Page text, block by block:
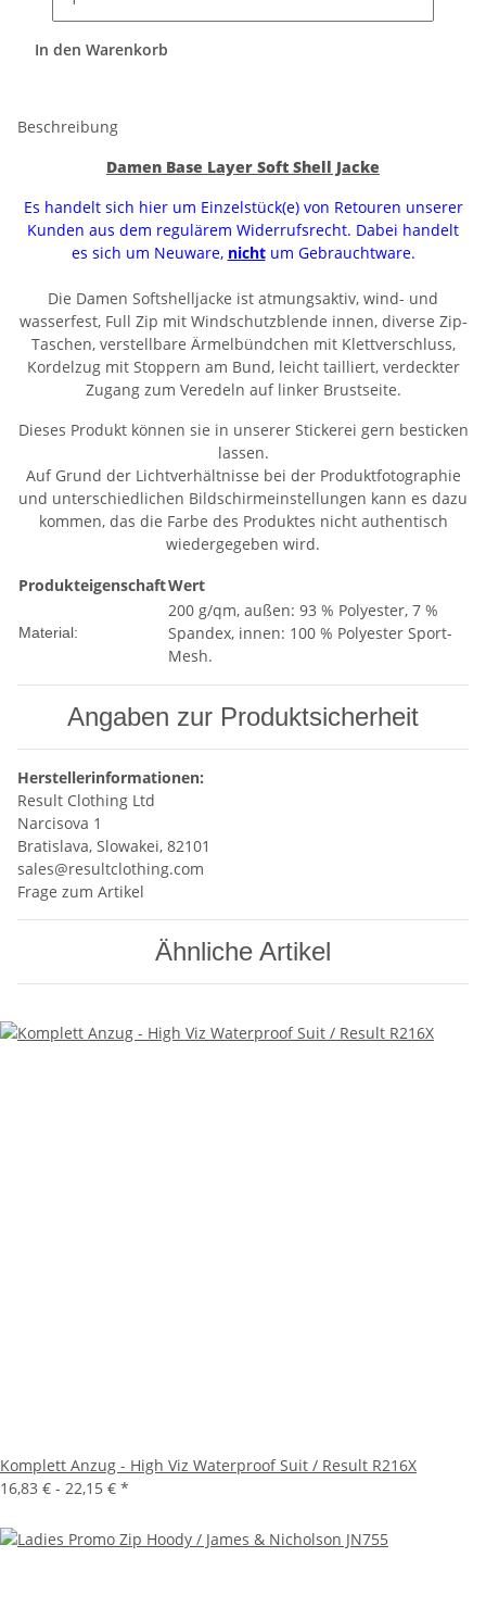
In den Warenkorb
Beschreibung
Damen Base Layer Soft Shell Jacke
Es handelt sich hier um Einzelstück(e) von Retouren unserer
Kunden aus dem regulärem Widerrufsrecht. Dabei handelt
es sich um Neuware, nichtum Gebrauchtware.
Die Damen Softshelljacke ist atmungsaktiv, wind- und
wasserfest, Full Zip mit Windschutzblende innen, diverse Zip-
Taschen, verstellbare Ärmelbündchen mit Klettverschluss,
Kordelzug mit Stoppern am Bund, leicht tailliert, verdeckter
Zugang zum Veredeln auf linker Brustseite.
Dieses Produkt können sie in unserer Stickerei gern besticken
lassen.
Auf Grund der Lichtverhältnisse bei der Produktfotographie
und unterschiedlichen Bildschirmeinstellungen kann es dazu
kommen, das die Farbe des Produktes nicht authentisch
wiedergegeben wird.
ProdukteigenschaftWert
Material:
200 g/qm, außen: 93 % Polyester, 7 %
Spandex, innen: 100 % Polyester Sport-
Mesh.
Angaben zur Produktsicherheit
Herstellerinformationen:
Result Clothing Ltd
Narcisova 1
Bratislava, Slowakei, 82101
sales@resultclothing.com
Frage zum Artikel
Ähnliche Artikel
Komplett Anzug - High Viz Waterproof Suit / Result R216X
16,83 € - 22,15 € *